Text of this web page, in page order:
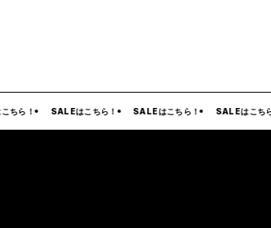
ら！ SALEはこちら！ SALEはこちら！ SALEはこちら！